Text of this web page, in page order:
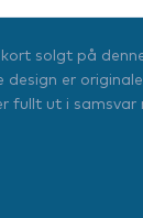
kort solgt på
design er
fullt ut i samsvar